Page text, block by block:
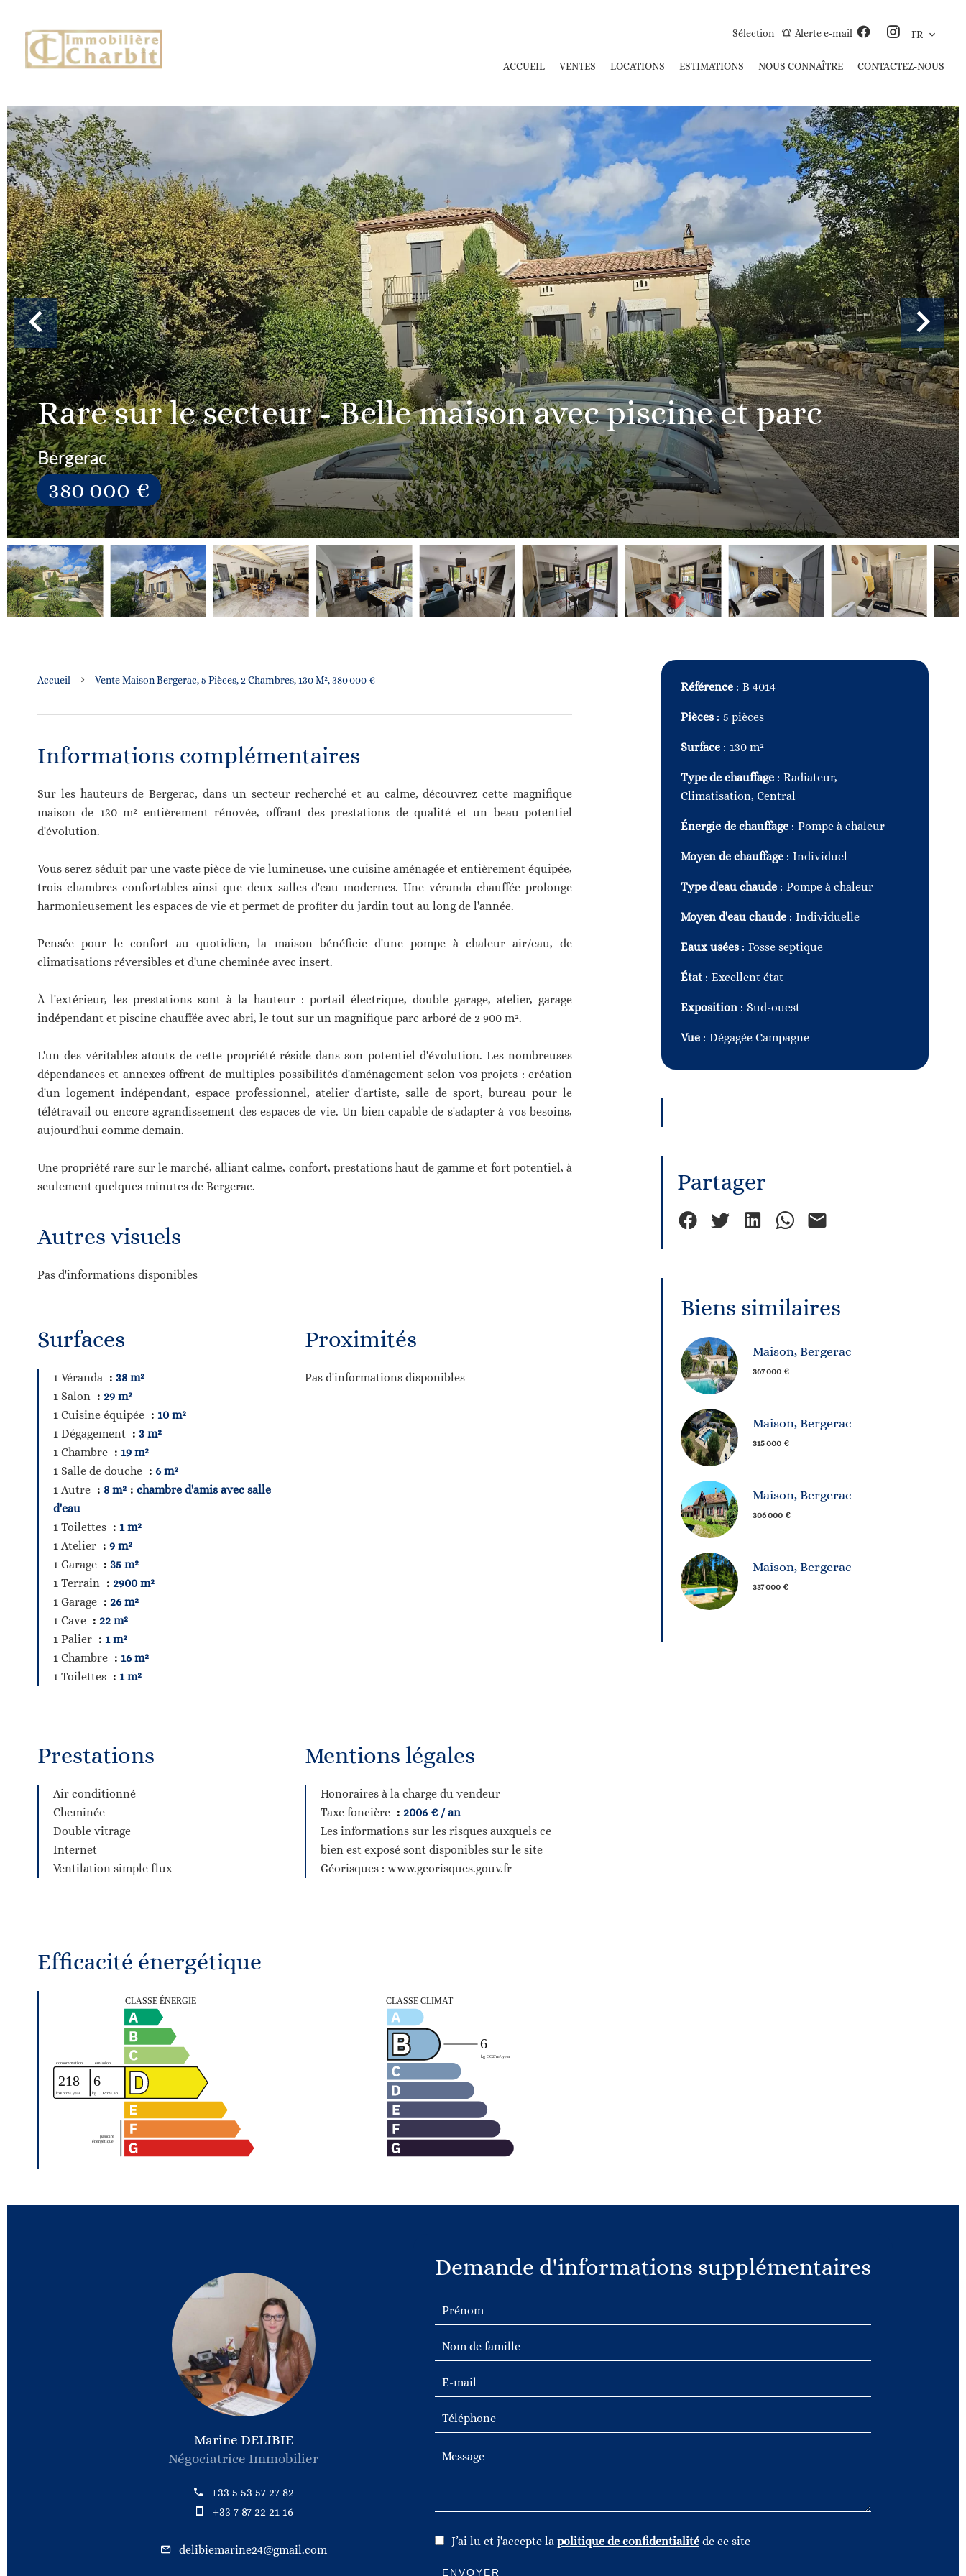
Sélection Alerte e-mail FR
ACCUEIL VENTES LOCATIONS ESTIMATIONS NOUS CONNAÎTRE CONTACTEZ-NOUS
Rare sur le secteur - Belle maison avec piscine et parc
Bergerac
380 000 €
Accueil Vente Maison Bergerac, 5 Pièces, 2 Chambres, 130 M², 380 000 €
Informations complémentaires
Sur les hauteurs de Bergerac, dans un secteur recherché et au calme, découvrez cette magnifique
maison de 130 m² entièrement rénovée, offrant des prestations de qualité et un beau potentiel
d'évolution.
Vous serez séduit par une vaste pièce de vie lumineuse, une cuisine aménagée et entièrement équipée,
trois chambres confortables ainsi que deux salles d'eau modernes. Une véranda chauffée prolonge
harmonieusement les espaces de vie et permet de profiter du jardin tout au long de l'année.
Pensée pour le confort au quotidien, la maison bénéficie d'une pompe à chaleur air/eau, de
climatisations réversibles et d'une cheminée avec insert.
À l'extérieur, les prestations sont à la hauteur : portail électrique, double garage, atelier, garage
indépendant et piscine chauffée avec abri, le tout sur un magnifique parc arboré de 2 900 m².
L'un des véritables atouts de cette propriété réside dans son potentiel d'évolution. Les nombreuses
dépendances et annexes offrent de multiples possibilités d'aménagement selon vos projets : création
d'un logement indépendant, espace professionnel, atelier d'artiste, salle de sport, bureau pour le
télétravail ou encore agrandissement des espaces de vie. Un bien capable de s'adapter à vos besoins,
aujourd'hui comme demain.
Une propriété rare sur le marché, alliant calme, confort, prestations haut de gamme et fort potentiel, à
seulement quelques minutes de Bergerac.
Autres visuels
Pas d'informations disponibles
Surfaces
1 Véranda
38 m²
1 Salon
29 m²
1 Cuisine équipée
10 m²
1 Dégagement
3 m²
1 Chambre
19 m²
1 Salle de douche
6 m²
1 Autre
8 m²
chambre d'amis avec salle
d'eau
1 Toilettes
1 m²
1 Atelier
9 m²
1 Garage
35 m²
1 Terrain
2900 m²
1 Garage
26 m²
1 Cave
22 m²
1 Palier
1 m²
1 Chambre
16 m²
1 Toilettes
1 m²
Proximités
Pas d'informations disponibles
Prestations
Air conditionné
Cheminée
Double vitrage
Internet
Ventilation simple flux
Mentions légales
Honoraires à la charge du vendeur
Taxe foncière
2006 € / an
Les informations sur les risques auxquels ce
bien est exposé sont disponibles sur le site
Géorisques : www.georisques.gouv.fr
Efficacité énergétique
Référence B 4014
Pièces 5 pièces
Surface 130 m²
Type de chauffage
Radiateur,
Climatisation, Central
Énergie de chauffage Pompe à chaleur
Moyen de chauffage Individuel
Type d'eau chaude Pompe à chaleur
Moyen d'eau chaude Individuelle
Eaux usées Fosse septique
État Excellent état
Exposition Sud-ouest
Vue Dégagée Campagne
Partager
Biens similaires
Maison, Bergerac
367 000 €
Maison, Bergerac
315 000 €
Maison, Bergerac
306 000 €
Maison, Bergerac
337 000 €
Marine DELIBIE
Négociatrice Immobilier
+33 5 53 57 27 82
+33 7 87 22 21 16
delibiemarine24@gmail.com
Demande d'informations supplémentaires
J’ai lu et j'accepte la politique de confidentialitéde ce site
ENVOYER